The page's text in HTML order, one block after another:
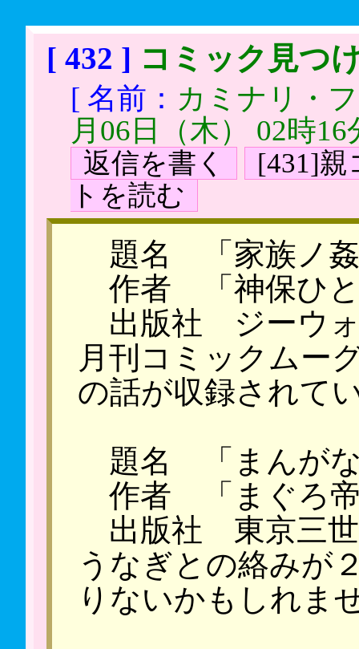
[ 432 ] コミック見つ
[ 名前： カミナリ・
月06日（木） 02時16
返信を書く
[431]親
トを読む
題名 「家族ノ
作者 「神保ひ
出版社 ジーウ
月刊コミックムー
の話が収録されて
題名 「まんがな
作者 「まぐろ
出版社 東京三
うなぎとの絡みが
りないかもしれま